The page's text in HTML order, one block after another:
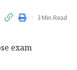
3 Min Read